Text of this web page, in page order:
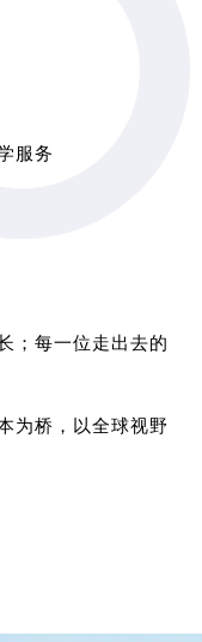
服务
；每一位走出去的
为桥，以全球视野